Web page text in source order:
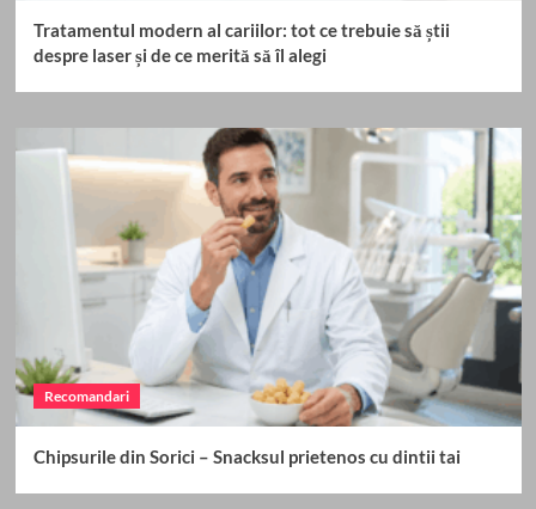
Tratamentul modern al cariilor: tot ce trebuie să știi
despre laser și de ce merită să îl alegi
Recomandari
Chipsurile din Sorici – Snacksul prietenos cu dintii tai